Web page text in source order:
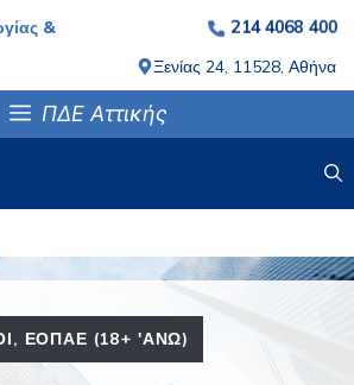
&
214 4068 400
Ξενίας 24, 11528, Αθήνα
ΠΔΕ Αττικής
, ΕΟΠΑΕ (18+ 'ΑΝΩ)